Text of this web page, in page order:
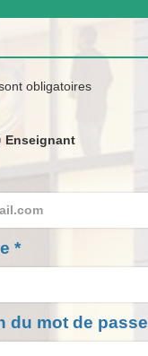
obligatoires
Enseignant
*
du mot de passe